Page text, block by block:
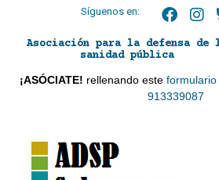
Síguenos en:
Asociación para la defensa de
sanidad pública
¡ASÓCIATE! rellenando este formulario
913339087